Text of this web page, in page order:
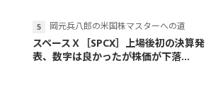
岡元兵八郎の米国株マスターへの道
スペースＸ［SPCX］上場後初の決算発
表、数字は良かったが株価が下落...